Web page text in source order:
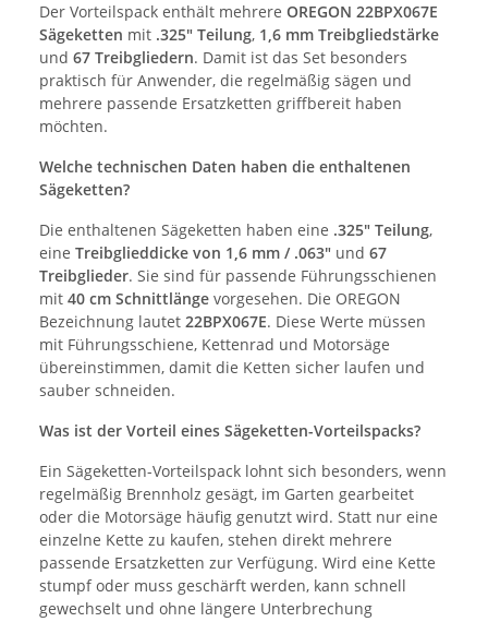
Der Vorteilspack enthält mehrere OREGON 22BPX067E
Sägeketten mit .325" Teilung, 1,6 mm Treibgliedstärke
und 67 Treibgliedern. Damit ist das Set besonders
praktisch für Anwender, die regelmäßig sägen und
mehrere passende Ersatzketten griffbereit haben
möchten.
Welche technischen Daten haben die enthaltenen
Sägeketten?
Die enthaltenen Sägeketten haben eine .325" Teilung,
eine Treibglieddicke von 1,6 mm / .063" und 67
Treibglieder. Sie sind für passende Führungsschienen
mit 40 cm Schnittlänge vorgesehen. Die OREGON
Bezeichnung lautet 22BPX067E. Diese Werte müssen
mit Führungsschiene, Kettenrad und Motorsäge
übereinstimmen, damit die Ketten sicher laufen und
sauber schneiden.
Was ist der Vorteil eines Sägeketten-Vorteilspacks?
Ein Sägeketten-Vorteilspack lohnt sich besonders, wenn
regelmäßig Brennholz gesägt, im Garten gearbeitet
oder die Motorsäge häufig genutzt wird. Statt nur eine
einzelne Kette zu kaufen, stehen direkt mehrere
passende Ersatzketten zur Verfügung. Wird eine Kette
stumpf oder muss geschärft werden, kann schnell
gewechselt und ohne längere Unterbrechung